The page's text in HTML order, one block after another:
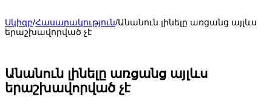
Սկիզբ/Հասարակություն/Անանուն լինելը առցանց այլևս
երաշխավորված չէ
Անանուն լինելը առցանց այլևս
երաշխավորված չէ